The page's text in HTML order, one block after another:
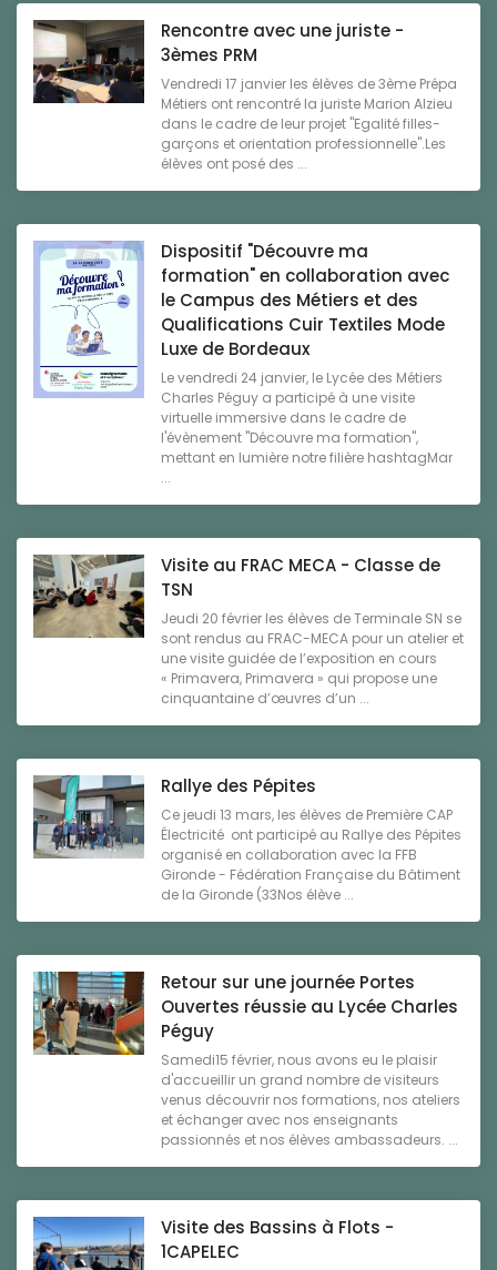
Rencontre avec une juriste -
3èmes PRM
Vendredi 17 janvier les élèves de 3ème Prépa
Métiers ont rencontré la juriste Marion Alzieu
dans le cadre de leur projet "Egalité filles-
garçons et orientation professionnelle".Les
élèves ont posé des ...
Dispositif "Découvre ma
formation" en collaboration avec
le Campus des Métiers et des
Qualifications Cuir Textiles Mode
Luxe de Bordeaux
Le vendredi 24 janvier, le Lycée des Métiers
Charles Péguy a participé à une visite
virtuelle immersive dans le cadre de
l'évènement "Découvre ma formation",
mettant en lumière notre filière hashtagMar
...
Visite au FRAC MECA - Classe de
TSN
Jeudi 20 février les élèves de Terminale SN se
sont rendus au FRAC-MECA pour un atelier et
une visite guidée de l’exposition en cours
« Primavera, Primavera » qui propose une
cinquantaine d’œuvres d’un ...
Rallye des Pépites
Ce jeudi 13 mars, les élèves de Première CAP
Électricité ont participé au Rallye des Pépites
organisé en collaboration avec la FFB
Gironde - Fédération Française du Bâtiment
de la Gironde (33Nos élève ...
Retour sur une journée Portes
Ouvertes réussie au Lycée Charles
Péguy
Samedi15 février, nous avons eu le plaisir
d'accueillir un grand nombre de visiteurs
venus découvrir nos formations, nos ateliers
et échanger avec nos enseignants
passionnés et nos élèves ambassadeurs. ...
Visite des Bassins à Flots -
1CAPELEC